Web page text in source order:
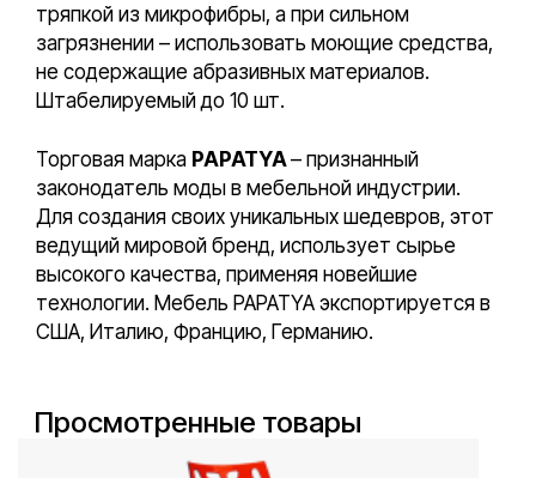
тряпкой из микрофибры, а при сильном
загрязнении – использовать моющие средства,
не содержащие абразивных материалов.
Штабелируемый до 10 шт.
Торговая марка PAPATYA– признанный
законодатель моды в мебельной индустрии.
Для создания своих уникальных шедевров, этот
ведущий мировой бренд, использует сырье
высокого качества, применяя новейшие
технологии. Мебель PAPATYA экспортируется в
США, Италию, Францию, Германию.
Просмотренные товары